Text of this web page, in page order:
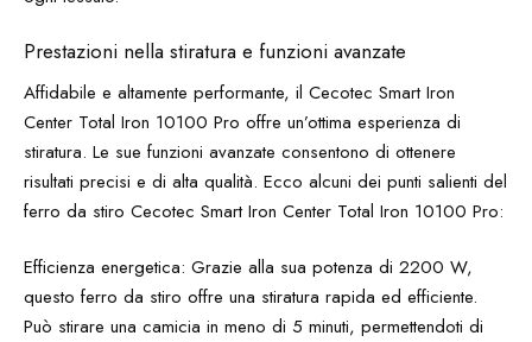
Prestazioni nella stiratura e funzioni avanzate
Affidabile e altamente performante, il Cecotec Smart Iron
Center Total Iron 10100 Pro offre un’ottima esperienza di
stiratura. Le sue funzioni avanzate consentono di ottenere
risultati precisi e di alta qualità. Ecco alcuni dei punti salienti del
ferro da stiro Cecotec Smart Iron Center Total Iron 10100 Pro:
Efficienza energetica: Grazie alla sua potenza di 2200 W,
questo ferro da stiro offre una stiratura rapida ed efficiente.
Può stirare una camicia in meno di 5 minuti, permettendoti di